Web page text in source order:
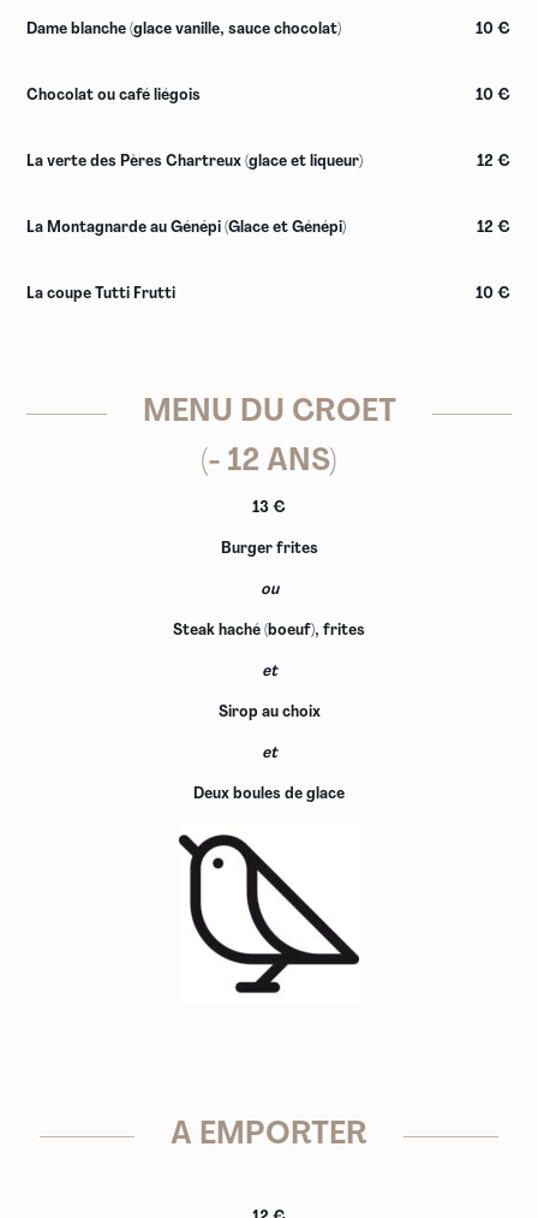
Dame blanche (glace vanille, sauce chocolat) 10 €
Chocolat ou café liégois 10 €
La verte des Pères Chartreux (glace et liqueur) 12 €
La Montagnarde au Génépi (Glace et Génépi) 12 €
La coupe Tutti Frutti 10 €
MENU DU CROET
(- 12 ANS)
13 €
Burger frites
ou
Steak haché (boeuf), frites
et
Sirop au choix
et
Deux boules de glace
A EMPORTER